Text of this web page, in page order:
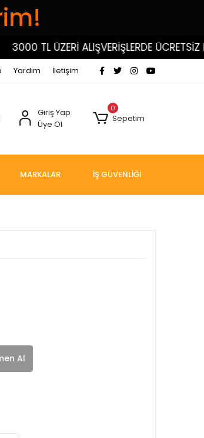
TL ÜZERİ ALIŞVERİŞLERDE ÜCRETSİZ
Yardım İletişim
Giriş Yap
Üye Ol
0
Sepetim
MARKALAR İŞ GÜVENLİĞİ
Al